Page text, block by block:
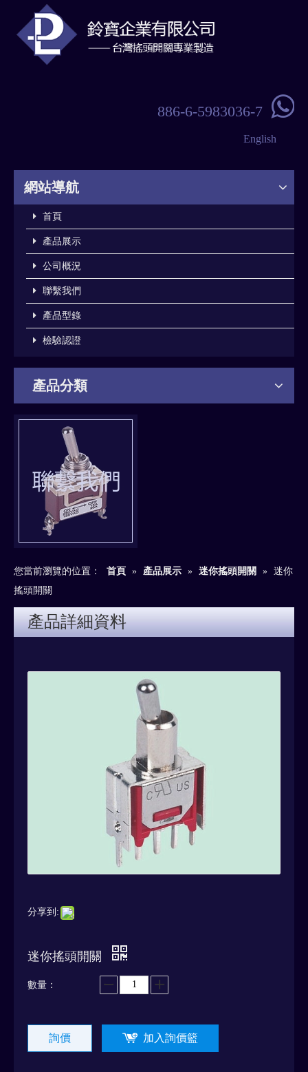
886-6-5983036-7 
English
網站導航
首頁
產品展示
公司概況
聯繫我們
產品型錄
檢驗認證
產品分類
您當前瀏覽的位置： 首頁 » 產品展示 » 迷你搖頭開關 » 迷你
搖頭開關
產品詳細資料
分享到:
迷你搖頭開關
數量：
詢價 加入詢價籃